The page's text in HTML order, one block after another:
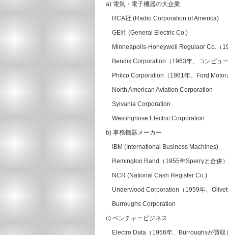
a) 電気・電子機器の大企業
RCA社 (Radio Corporation of America)
GE社 (General Electric Co.)
Minneapolis-Honeywell Regulaor Co.（
Bendix Corporation（1963年、コンピュー
Philco Corporation（1961年、Ford Motor
North American Aviation Corporation
Sylvania Corporation
Westinghose Electric Corporation
b) 事務機器メーカー
IBM (International Business Machines)
Remington Rand（1955年Sperryと合併）
NCR (National Cash Register Co.)
Underwood Corporation（1959年、
Burroughs Corporation
c) ベンチャービジネス
Electro Data（1956年、Burroughsが買収